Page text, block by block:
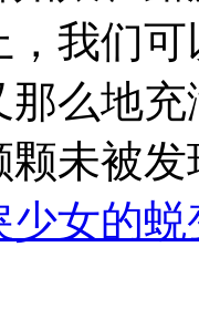
我们
那么地
未被
少女的蜕